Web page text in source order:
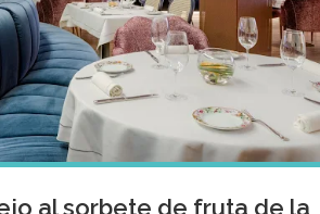
al sorbete de fruta de la